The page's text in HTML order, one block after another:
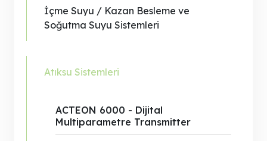
İçme Suyu / Kazan Besleme ve
Soğutma Suyu Sistemleri
Atıksu Sistemleri
ACTEON 6000 - Dijital
Multiparametre Transmitter